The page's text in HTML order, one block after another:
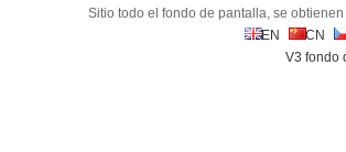
Sitio todo el fondo de pantalla, se
EN
CN
V3 fondo